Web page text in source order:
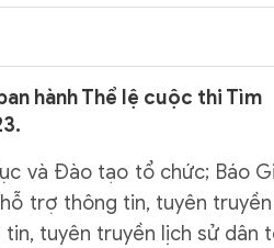
hành Thể lệ cuộc thi Tìm
và Đào tạo tổ chức; Báo
trợ thông tin, tuyên
tuyên truyền lịch sử dân